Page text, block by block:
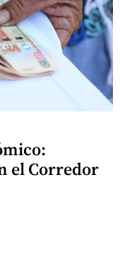
el Corredor